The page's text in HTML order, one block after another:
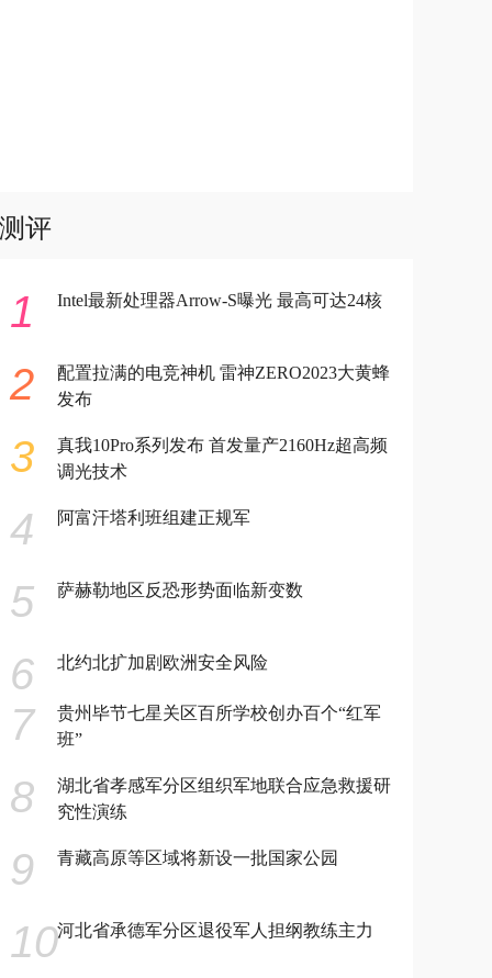
测评
1 Intel最新处理器Arrow-S曝光 最高可达24核
2
配置拉满的电竞神机 雷神ZERO2023大黄蜂
发布
3
真我10Pro系列发布 首发量产2160Hz超高频
调光技术
4 阿富汗塔利班组建正规军
5 萨赫勒地区反恐形势面临新变数
6 北约北扩加剧欧洲安全风险
7
贵州毕节七星关区百所学校创办百个“红军
班”
8
湖北省孝感军分区组织军地联合应急救援研
究性演练
9 青藏高原等区域将新设一批国家公园
10河北省承德军分区退役军人担纲教练主力